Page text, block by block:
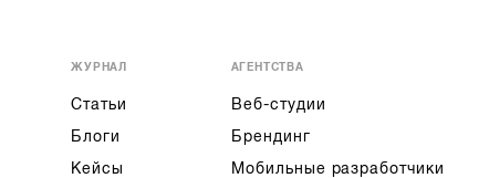
ЖУРНАЛ
Статьи
Блоги
Кейсы
АГЕНТСТВА
Веб-студии
Брендинг
Мобильные разработчики